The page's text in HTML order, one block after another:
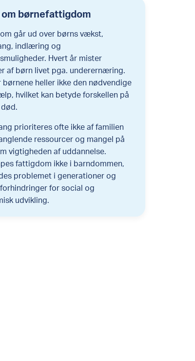
om børnefattigdom
går ud over børns vækst,
indlæring og
Hvert år mister
af børn livet pga. underernæring.
børnene heller ikke den nødvendige
hvilket kan betyde forskellen på
prioriteres ofte ikke af familien
ressourcer og mangel på
vigtigheden af uddannelse.
fattigdom ikke i barndommen,
problemet i generationer og
for social og
udvikling.